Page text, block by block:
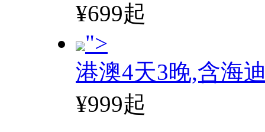
¥699起
">
港澳4天3晚,含海
¥999起